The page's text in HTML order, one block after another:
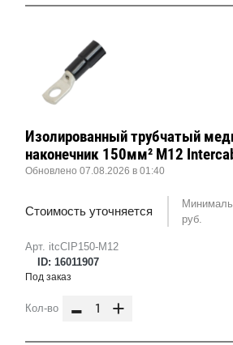
Арт. itcCIP150-M12
ID: 16011907
Изолированный трубчатый
наконечник 150мм² M12
Обновлено 07.08.2026 в 01:40
Стоимость уточняется
руб.
Под заказ
Кол-во - +